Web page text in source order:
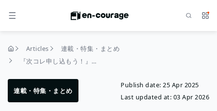
MENU Search
home Articles
連載・特集・まとめ
『次コレ申し込もう！』が見つかる💡あなたへのおすすめイベントをチェック👇
連載・特集・まとめ
Publish date: 25 Apr 2025
Last updated at: 03 Apr 2026